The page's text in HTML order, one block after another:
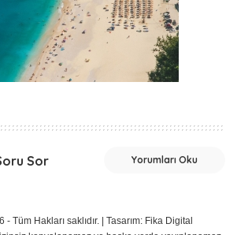
Sor Yorumları Oku
Tüm Hakları saklıdır. | Tasarım: Fika Digital